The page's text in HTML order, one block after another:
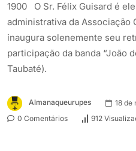
1900 O Sr. Félix Guisard é
administrativa da Associação
inaugura solenemente seu
participação da banda “João
Taubaté).
Almanaqueurupes
18 de
0 Comentários
912